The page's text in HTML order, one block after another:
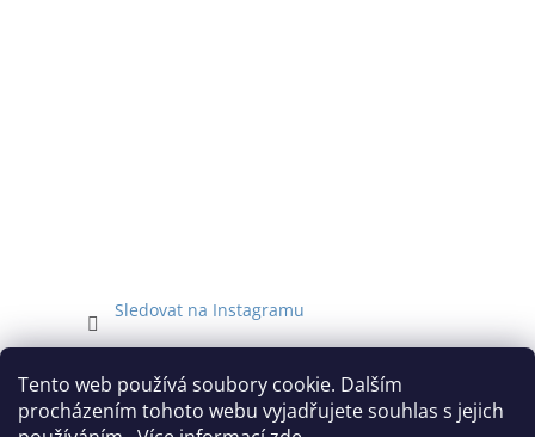
Tento web používá soubory cookie. Dalším
procházením tohoto webu vyjadřujete souhlas s jejich
Sledovat na Instagramu
Facebook